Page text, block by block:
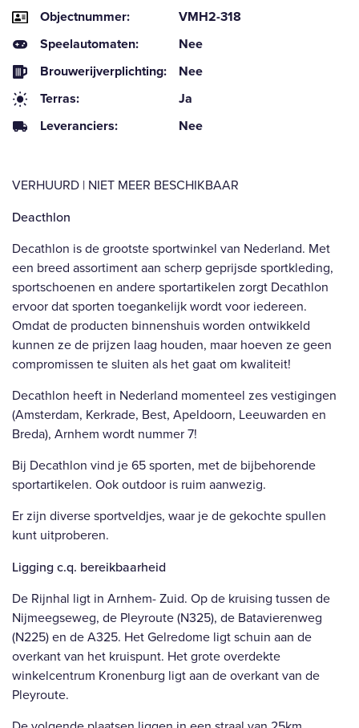
Objectnummer:
VMH2-318
Speelautomaten:
Nee
Brouwerijverplichting:
Nee
Terras:
Ja
Leveranciers:
Nee
VERHUURD | NIET MEER BESCHIKBAAR
Deacthlon
Decathlon is de grootste sportwinkel van Nederland. Met
een breed assortiment aan scherp geprijsde sportkleding,
sportschoenen en andere sportartikelen zorgt Decathlon
ervoor dat sporten toegankelijk wordt voor iedereen.
Omdat de producten binnenshuis worden ontwikkeld
kunnen ze de prijzen laag houden, maar hoeven ze geen
compromissen te sluiten als het gaat om kwaliteit!
Decathlon heeft in Nederland momenteel zes vestigingen
(Amsterdam, Kerkrade, Best, Apeldoorn, Leeuwarden en
Breda), Arnhem wordt nummer 7!
Bij Decathlon vind je 65 sporten, met de bijbehorende
sportartikelen. Ook outdoor is ruim aanwezig.
Er zijn diverse sportveldjes, waar je de gekochte spullen
kunt uitproberen.
Ligging c.q. bereikbaarheid
De Rijnhal ligt in Arnhem- Zuid. Op de kruising tussen de
Nijmeegseweg, de Pleyroute (N325), de Batavierenweg
(N225) en de A325. Het Gelredome ligt schuin aan de
overkant van het kruispunt. Het grote overdekte
winkelcentrum Kronenburg ligt aan de overkant van de
Pleyroute.